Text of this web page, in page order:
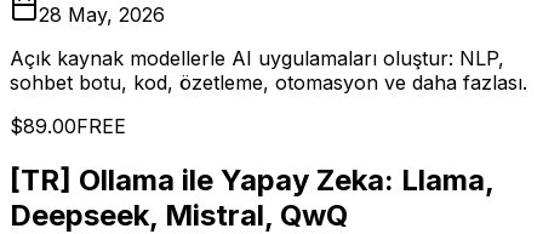
28 May, 2026
Açık kaynak modellerle AI uygulamaları oluştur: NLP,
sohbet botu, kod, özetleme, otomasyon ve daha fazlası.
$89.00FREE
[TR] Ollama ile Yapay Zeka: Llama,
Deepseek, Mistral, QwQ